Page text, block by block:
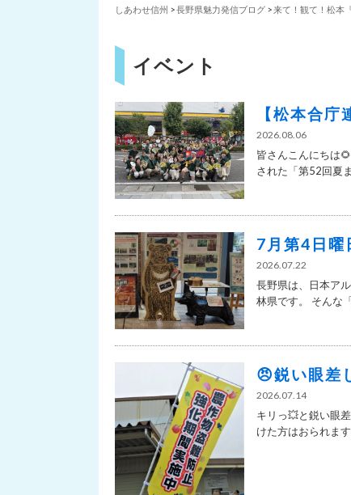
しあわせ信州 >長野県魅力発信ブログ >来て！観て！松本
イベント
【松本合
2026.08.06
皆さんこんにちは
された「第52回夏
7月第4日曜
2026.07.22
長野県は、日本ア
林県です。 そんな
😠鋭い眼差
2026.07.14
キリっ💥と鋭い眼
けた方はおられま